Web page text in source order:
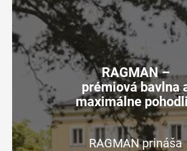
RAGMAN –
prémiová bavlna
maximálne
RAGMAN prináša